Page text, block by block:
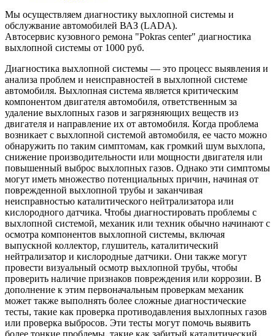
Мы осуществляем диагностику выхлопной системы и
обслужвание автомобилей ВАЗ (LADA).
Автосервис кузовного ремона "Pokras center" диагностика
выхлопной системы от 1000 руб.
Диагностика выхлопной системы — это процесс выявления и
анализа проблем и неисправностей в выхлопной системе
автомобиля. Выхлопная система является критическим
компонентом двигателя автомобиля, ответственным за
удаление выхлопных газов и загрязняющих веществ из
двигателя и направление их от автомобиля. Когда проблема
возникает с выхлопной системой автомобиля, ее часто можно
обнаружить по таким симптомам, как громкий шум выхлопа,
снижение производительности или мощности двигателя или
повышенный выброс выхлопных газов. Однако эти симптомы
могут иметь множество потенциальных причин, начиная от
поврежденной выхлопной трубы и заканчивая
неисправностью каталитического нейтрализатора или
кислородного датчика. Чтобы диагностировать проблемы с
выхлопной системой, механик или техник обычно начинают с
осмотра компонентов выхлопной системы, включая
выпускной коллектор, глушитель, каталитический
нейтрализатор и кислородные датчики. Они также могут
провести визуальный осмотр выхлопной трубы, чтобы
проверить наличие признаков повреждения или коррозии. В
дополнение к этим первоначальным проверкам механик
может также выполнять более сложные диагностические
тесты, такие как проверка противодавления выхлопных газов
или проверка выбросов. Эти тесты могут помочь выявить